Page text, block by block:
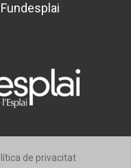
de privacitat